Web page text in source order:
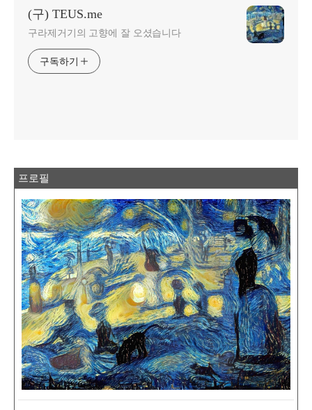
(구) TEUS.me
구라제거기의 고향에 잘 오셨습니다
구독하기
프로필